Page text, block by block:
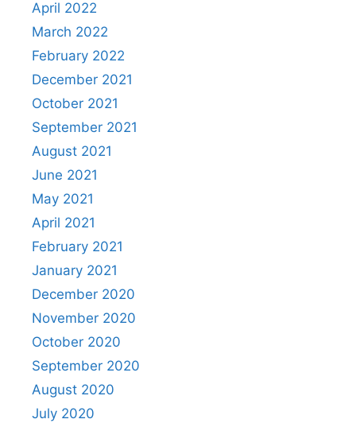
April 2022
March 2022
February 2022
December 2021
October 2021
September 2021
August 2021
June 2021
May 2021
April 2021
February 2021
January 2021
December 2020
November 2020
October 2020
September 2020
August 2020
July 2020